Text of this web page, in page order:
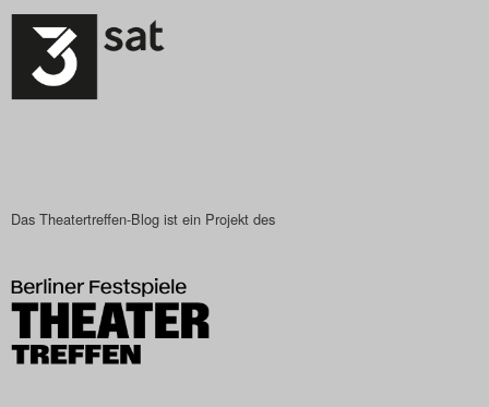
Das Theatertreffen-Blog
Search
Das Theatertreffen-Blog ist ein Projekt des